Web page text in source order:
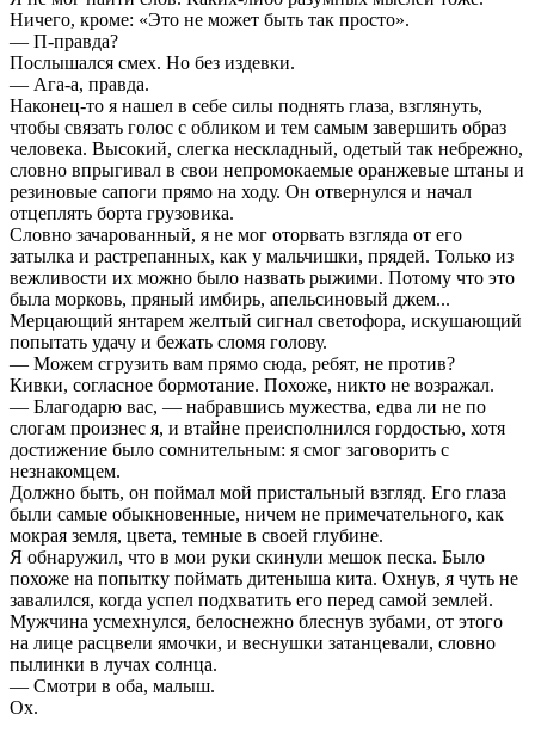
Ничего, кроме: «Это не может быть так просто».
— П-правда?
Послышался смех. Но без издевки.
— Ага-а, правда.
Наконец-то я нашел в себе силы поднять глаза, взглянуть,
чтобы связать голос с обликом и тем самым завершить образ
человека. Высокий, слегка нескладный, одетый так небрежно,
словно впрыгивал в свои непромокаемые оранжевые штаны и
резиновые сапоги прямо на ходу. Он отвернулся и начал
отцеплять борта грузовика.
Словно зачарованный, я не мог оторвать взгляда от его
затылка и растрепанных, как у мальчишки, прядей. Только из
вежливости их можно было назвать рыжими. Потому что это
была морковь, пряный имбирь, апельсиновый джем...
Мерцающий янтарем желтый сигнал светофора, искушающий
попытать удачу и бежать сломя голову.
— Можем сгрузить вам прямо сюда, ребят, не против?
Кивки, согласное бормотание. Похоже, никто не возражал.
— Благодарю вас, — набравшись мужества, едва ли не по
слогам произнес я, и втайне преисполнился гордостью, хотя
достижение было сомнительным: я смог заговорить с
незнакомцем.
Должно быть, он поймал мой пристальный взгляд. Его глаза
были самые обыкновенные, ничем не примечательного, как
мокрая земля, цвета, темные в своей глубине.
Я обнаружил, что в мои руки скинули мешок песка. Было
похоже на попытку поймать дитеныша кита. Охнув, я чуть не
завалился, когда успел подхватить его перед самой землей.
Мужчина усмехнулся, белоснежно блеснув зубами, от этого
на лице расцвели ямочки, и веснушки затанцевали, словно
пылинки в лучах солнца.
— Смотри в оба, малыш.
Ох.